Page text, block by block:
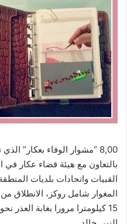
8,00 “مشوار الوفاء بعكار”
بالتعاون مع هيئة قضاء عكار في
القبيات واتحادات بلديات
المغوار شامل روكز،
15 كيلومترا مرورا بغابة